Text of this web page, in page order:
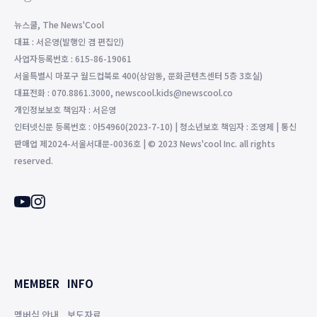
뉴스쿨, The News'Cool
대표 : 서은영(발행인 겸 편집인)
사업자등록번호 : 615-86-19061
서울특별시 마포구 월드컵북로 400(상암동, 문화콘텐츠센터 5층 3호실)
대표전화 : 070.8861.3000, newscool.kids@newscool.co
개인정보보호 책임자 : 서은영
인터넷신문 등록번호 : 아54960(2023-7-10) | 청소년보호 책임자 : 조영제 | 통신
판매업 제2024-서울서대문-0036호 | © 2023 News'cool Inc. all rights
reserved.
MEMBER
멤버십 안내
INFO
보도자료